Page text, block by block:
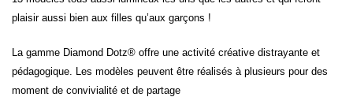
plaisir aussi bien aux filles qu’aux garçons !
La gamme Diamond Dotz® offre une activité créative distrayante et
pédagogique. Les modèles peuvent être réalisés à plusieurs pour des
moment de convivialité et de partage